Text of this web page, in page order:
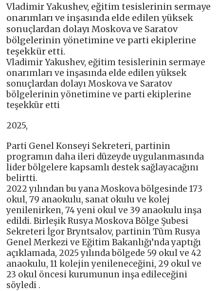
Vladimir Yakushev, eğitim tesislerinin sermaye
onarımları ve inşasında elde edilen yüksek
sonuçlardan dolayı Moskova ve Saratov
bölgelerinin yönetimine ve parti ekiplerine
teşekkür etti.
Vladimir Yakushev, eğitim tesislerinin sermaye
onarımları ve inşasında elde edilen yüksek
sonuçlardan dolayı Moskova ve Saratov
bölgelerinin yönetimine ve parti ekiplerine
teşekkür etti
2025,
Parti Genel Konseyi Sekreteri, partinin
programın daha ileri düzeyde uygulanmasında
lider bölgelere kapsamlı destek sağlayacağını
belirtti.
2022 yılından bu yana Moskova bölgesinde 173
okul, 79 anaokulu, sanat okulu ve kolej
yenilenirken, 74 yeni okul ve 39 anaokulu inşa
edildi. Birleşik Rusya Moskova Bölge Şubesi
Sekreteri İgor Bryntsalov, partinin Tüm Rusya
Genel Merkezi ve Eğitim Bakanlığı’nda yaptığı
açıklamada, 2025 yılında bölgede 59 okul ve 42
anaokulu, 11 kolejin yenileneceğini, 29 okul ve
23 okul öncesi kurumunun inşa edileceğini
söyledi .